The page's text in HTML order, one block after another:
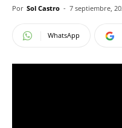
Por Sol Castro - 7 septiembre,
WhatsApp